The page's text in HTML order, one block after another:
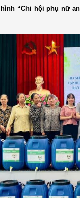
“Chi hội phụ nữ